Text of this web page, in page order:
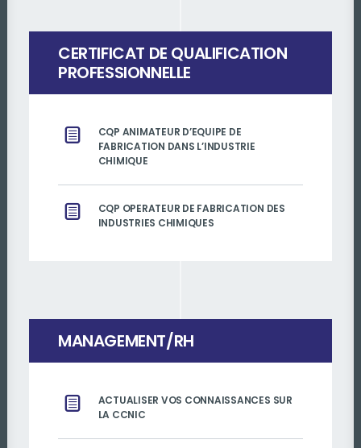
CERTIFICAT DE QUALIFICATION
PROFESSIONNELLE
CQP ANIMATEUR D’EQUIPE DE
FABRICATION DANS L’INDUSTRIE
CHIMIQUE
CQP OPERATEUR DE FABRICATION DES
INDUSTRIES CHIMIQUES
MANAGEMENT/RH
ACTUALISER VOS CONNAISSANCES SUR
LA CCNIC